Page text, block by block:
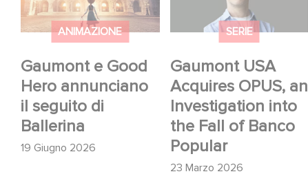
ANIMAZIONE
Gaumont e Good
Hero annunciano
il seguito di
Ballerina
19 Giugno 2026
seguito di Ballerina
SERIE
Gaumont USA
Acquires OPUS, an
Investigation into
the Fall of Banco
Popular
23 Marzo 2026
Investigation into the
Fall of Banco Popular